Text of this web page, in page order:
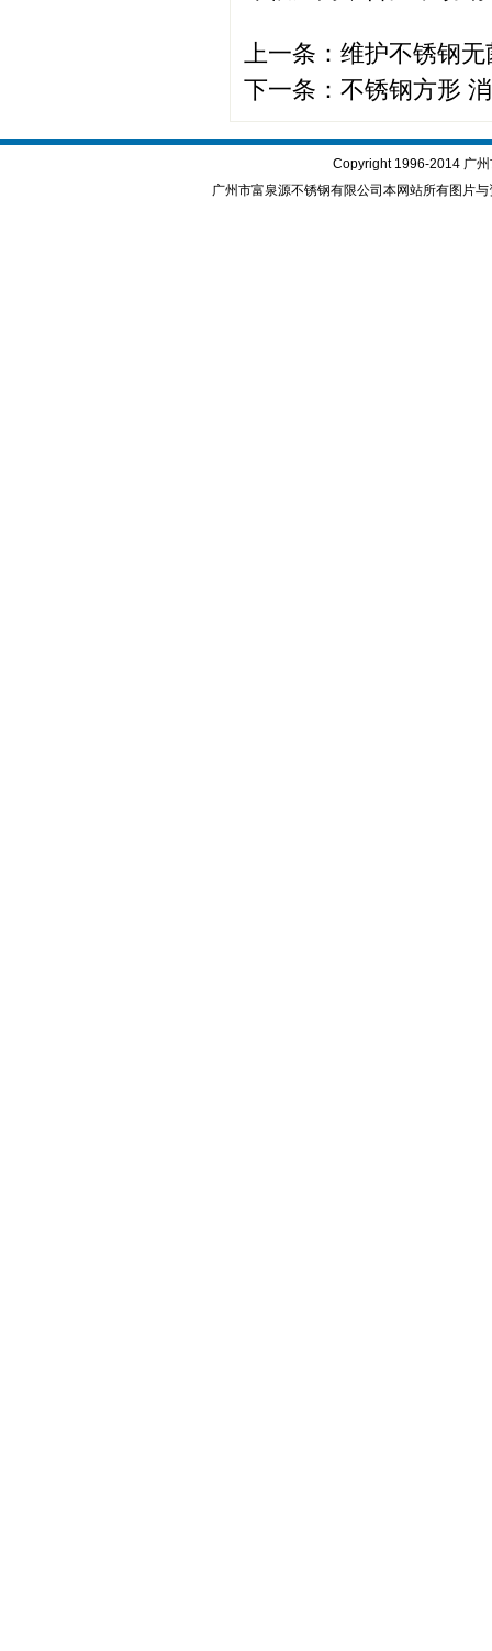
上一条： 维护不锈钢
下一条： 不锈钢方形
Copyright 1996-2014 广
广州市富泉源不锈钢有限公司本网站所有图片